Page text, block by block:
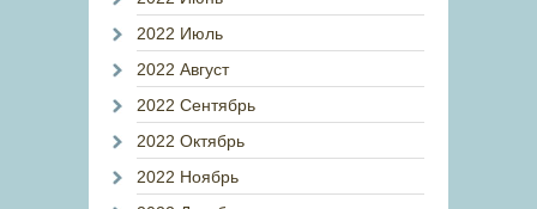
2022 Июль
2022 Август
2022 Сентябрь
2022 Октябрь
2022 Ноябрь